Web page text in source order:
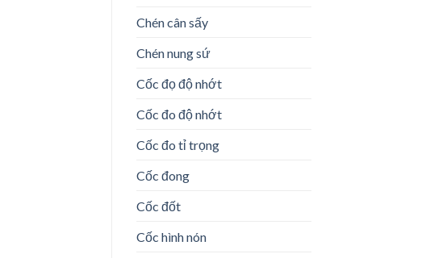
Chén cân sấy
Chén nung sứ
Cốc đọ độ nhớt
Cốc đo độ nhớt
Cốc đo tỉ trọng
Cốc đong
Cốc đốt
Cốc hình nón